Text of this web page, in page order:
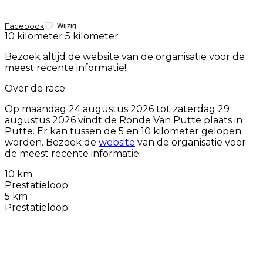
Facebook Wijzig
10 kilometer 5 kilometer
Bezoek altijd de website van de organisatie voor de
meest recente informatie!
Over de race
Op maandag 24 augustus 2026 tot zaterdag 29
augustus 2026 vindt de Ronde Van Putte plaats in
Putte. Er kan tussen de 5 en 10 kilometer gelopen
worden. Bezoek de website van de organisatie voor
de meest recente informatie.
10 km
Prestatieloop
5 km
Prestatieloop